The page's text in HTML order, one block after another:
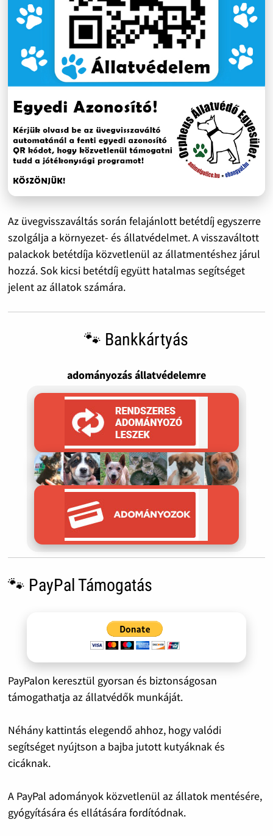
Az üvegvisszaváltás során felajánlott betétdíj egyszerre
szolgálja a környezet- és állatvédelmet. A visszaváltott
palackok betétdíja közvetlenül az állatmentéshez járul
hozzá. Sok kicsi betétdíj együtt hatalmas segítséget
jelent az állatok számára.
🐾 Bankkártyás
adományozás állatvédelemre
🐾 PayPal Támogatás
PayPalon keresztül gyorsan és biztonságosan
támogathatja az állatvédők munkáját.
Néhány kattintás elegendő ahhoz, hogy valódi
segítséget nyújtson a bajba jutott kutyáknak és
cicáknak.
A PayPal adományok közvetlenül az állatok mentésére,
gyógyítására és ellátására fordítódnak.